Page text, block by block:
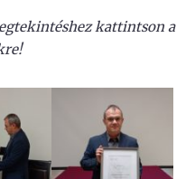
kattintson a